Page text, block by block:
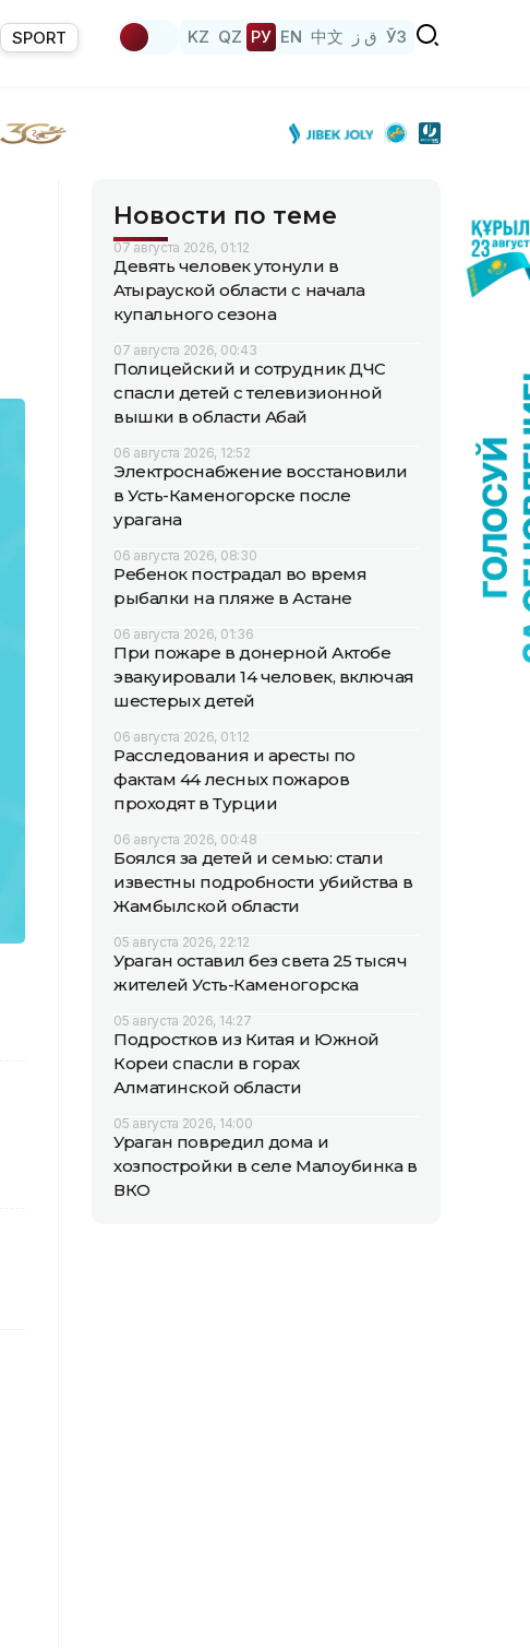
SPORT KZ QZ РУ EN 中文 ق ز ЎЗ
Новости по теме
07 августа 2026, 01:12
Девять человек утонули в
Атырауской области с начала
купального сезона
07 августа 2026, 00:43
Полицейский и сотрудник ДЧС
спасли детей с телевизионной
вышки в области Абай
06 августа 2026, 12:52
Электроснабжение восстановили
в Усть-Каменогорске после
урагана
06 августа 2026, 08:30
Ребенок пострадал во время
рыбалки на пляже в Астане
06 августа 2026, 01:36
При пожаре в донерной Актобе
эвакуировали 14 человек, включая
шестерых детей
06 августа 2026, 01:12
Расследования и аресты по
фактам 44 лесных пожаров
проходят в Турции
06 августа 2026, 00:48
Боялся за детей и семью: стали
известны подробности убийства в
Жамбылской области
05 августа 2026, 22:12
Ураган оставил без света 25 тысяч
жителей Усть-Каменогорска
05 августа 2026, 14:27
Подростков из Китая и Южной
Кореи спасли в горах
Алматинской области
05 августа 2026, 14:00
Ураган повредил дома и
хозпостройки в селе Малоубинка в
ВКО